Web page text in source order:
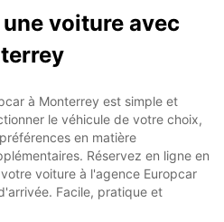
voiture avec
à Monterrey est simple et
le véhicule de votre choix,
en matière
Réservez en ligne en
voiture à l'agence Europcar
Facile, pratique et